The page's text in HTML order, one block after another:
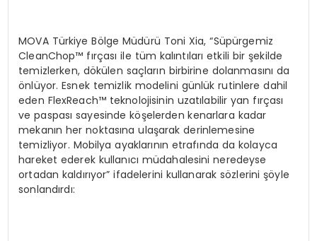
MOVA Türkiye Bölge Müdürü Toni Xia, “Süpürgemiz
CleanChop™ fırçası ile tüm kalıntıları etkili bir şekilde
temizlerken, dökülen saçların birbirine dolanmasını da
önlüyor. Esnek temizlik modelini günlük rutinlere dahil
eden FlexReach™ teknolojisinin uzatılabilir yan fırçası
ve paspası sayesinde köşelerden kenarlara kadar
mekanın her noktasına ulaşarak derinlemesine
temizliyor. Mobilya ayaklarının etrafında da kolayca
hareket ederek kullanıcı müdahalesini neredeyse
ortadan kaldırıyor” ifadelerini kullanarak sözlerini şöyle
sonlandırdı: